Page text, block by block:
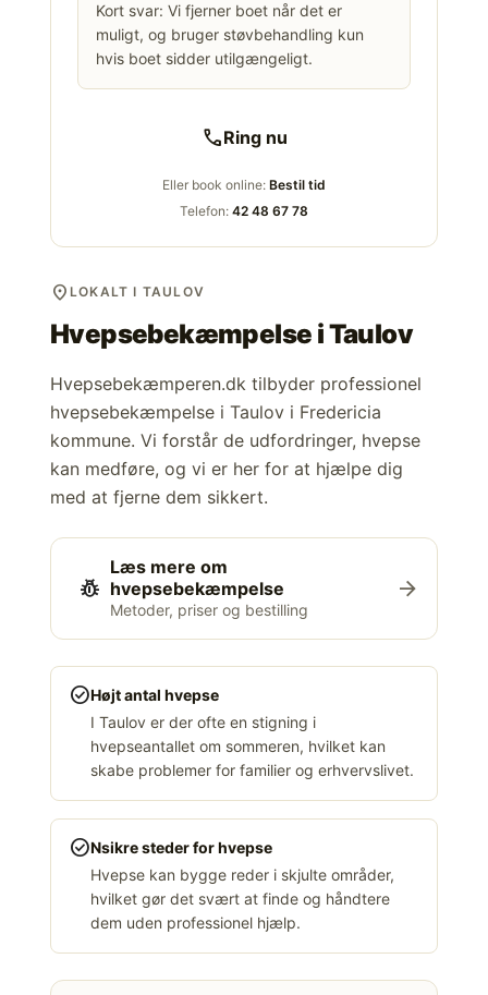
Kort svar: Vi fjerner boet når det er
muligt, og bruger støvbehandling kun
hvis boet sidder utilgængeligt.
callRing nu
Eller book online: Bestil tid
Telefon: 42 48 67 78
location_on LOKALT I TAULOV
Hvepsebekæmpelse iTaulov
Hvepsebekæmperen.dk tilbyder professionel
hvepsebekæmpelse i Taulov i Fredericia
kommune. Vi forstår de udfordringer, hvepse
kan medføre, og vi er her for at hjælpe dig
med at fjerne dem sikkert.
pest_control
Læs mere om
hvepsebekæmpelse
Metoder, priser og bestilling
arrow_forward
check_circleHøjt antal hvepse
I Taulov er der ofte en stigning i
hvepseantallet om sommeren, hvilket kan
skabe problemer for familier og erhvervslivet.
check_circleNsikre steder for hvepse
Hvepse kan bygge reder i skjulte områder,
hvilket gør det svært at finde og håndtere
dem uden professionel hjælp.